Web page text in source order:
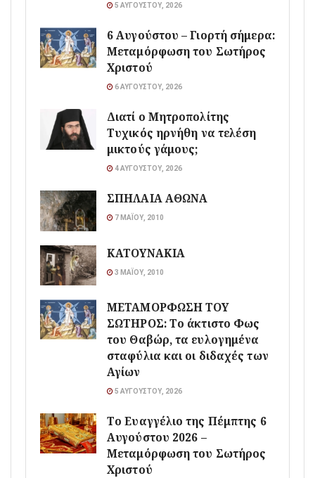
5 ΑΥΓΟΎΣΤΟΥ, 2026
6 Αυγούστου – Γιορτή σήμερα:
Μεταμόρφωση του Σωτήρος
Χριστού
6 ΑΥΓΟΎΣΤΟΥ, 2026
Διατί ο Μητροπολίτης
Τυχικός ηρνήθη να τελέση
μικτούς γάμους;
4 ΑΥΓΟΎΣΤΟΥ, 2026
ΣΠΗΛΑΙΑ ΑΘΩΝΑ
7 ΜΑΪ́ΟΥ, 2010
ΚΑΤΟΥΝΑΚΙΑ
3 ΜΑΪ́ΟΥ, 2010
ΜΕΤΑΜΟΡΦΩΣΗ ΤΟΥ
ΣΩΤΗΡΟΣ: Το άκτιστο Φως
του Θαβώρ, τα ευλογημένα
σταφύλια και οι διδαχές των
Αγίων
5 ΑΥΓΟΎΣΤΟΥ, 2026
Το Ευαγγέλιο της Πέμπτης 6
Αυγούστου 2026 –
Μεταμόρφωση του Σωτήρος
Χριστού